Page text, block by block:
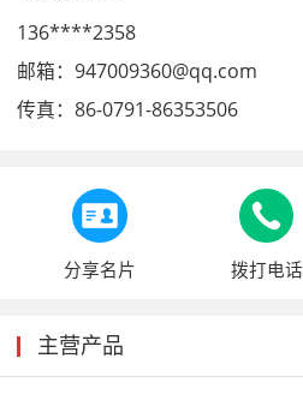
136****2358
邮箱： 947009360@qq.com
传真： 86-0791-86353506
分享名片 拨打电话
主营产品